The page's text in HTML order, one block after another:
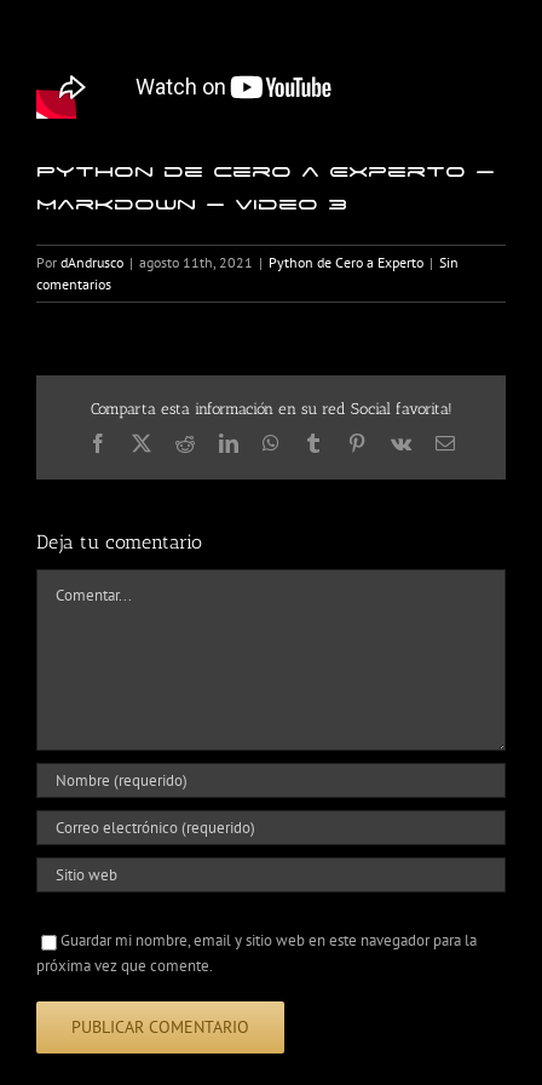
Python de Cero a Experto –
Markdown – Video 3
Por dAndrusco | agosto 11th, 2021 | Python de Cero a Experto | Sin
comentarios
Comparta esta información en su red Social favorita!
Facebook
X RedditLinkedInWhatsApp
TumblrPinterest
Vk
Correo
Deja tu comentario
Guardar mi nombre, email y sitio web en este navegador para la
próxima vez que comente.